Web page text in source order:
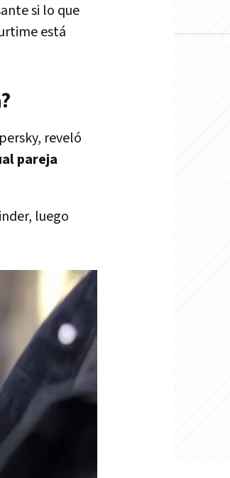
si lo que
está
reveló
pareja
luego